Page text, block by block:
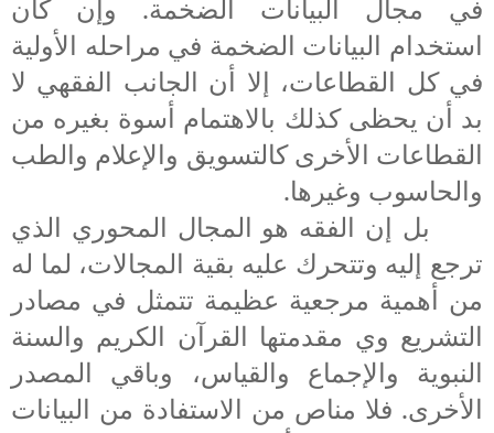
في مجال البيانات الضخمة. وإن كان
استخدام البيانات الضخمة في مراحله الأولية
في كل القطاعات، إلا أن الجانب الفقهي لا
بد أن يحظى كذلك بالاهتمام أسوة بغيره من
القطاعات الأخرى كالتسويق والإعلام والطب
والحاسوب وغيرها.
بل إن الفقه هو المجال المحوري الذي
ترجع إليه وتتحرك عليه بقية المجالات، لما له
من أهمية مرجعية عظيمة تتمثل في مصادر
التشريع وي مقدمتها القرآن الكريم والسنة
النبوية والإجماع والقياس، وباقي المصدر
الأخرى. فلا مناص من الاستفادة من البيانات